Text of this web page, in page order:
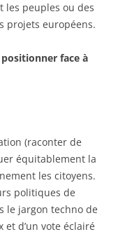
les peuples ou des
projets européens.
face à
(raconter de
équitablement la
les citoyens.
politiques de
le jargon techno de
et d’un vote éclairé